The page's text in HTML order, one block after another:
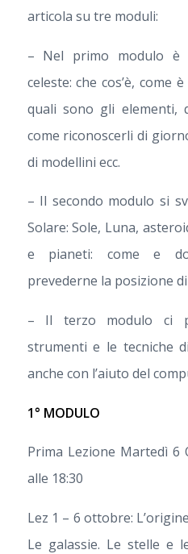
articola su tre moduli:
– Nel primo modulo
celeste: che cos’è, come
quali sono gli elementi,
come riconoscerli di
di modellini ecc.
– Il secondo modulo si
Solare: Sole, Luna,
e pianeti: come e
prevederne la posizione
– Il terzo modulo ci
strumenti e le tecniche
anche con l’aiuto del
1° MODULO
Prima Lezione Martedì 6
alle 18:30
Lez 1 – 6 ottobre:
Le galassie. Le stelle e